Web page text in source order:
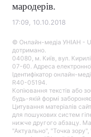
мародерів.
17:09, 10.10.2018
© Онлайн-медіа УНІАН -
дотримано.
04080, м. Київ, вул.
07-60. Адреса
Ідентифікатор онлайн-
R40-05194.
Копіювання текстів або
будь-якій формі
Цитування матеріалів
для пошукових систем
нижче другого абзацу.
"Актуально", "Точка зору",